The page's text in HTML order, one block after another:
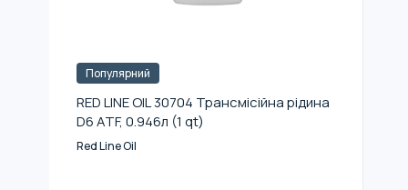
Популярний
RED LINE OIL 30704 Трансмісійна рідина
D6 ATF, 0.946л (1 qt)
Red Line Oil